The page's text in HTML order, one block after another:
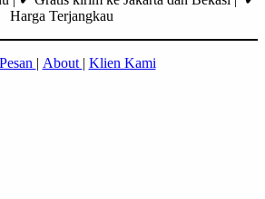
Harga Terjangkau
| About | Klien Kami